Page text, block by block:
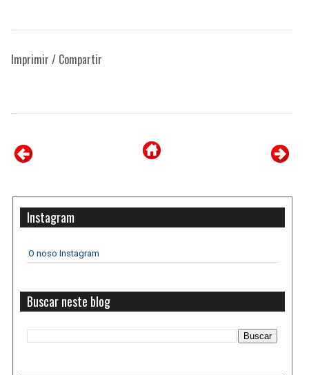
Imprimir / Compartir
Instagram
O noso Instagram
Buscar neste blog